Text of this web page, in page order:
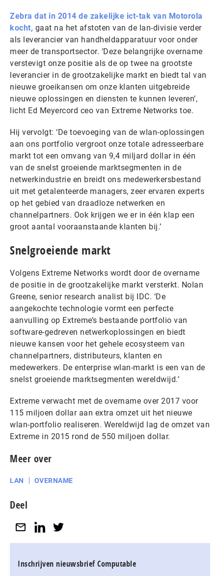
Zebra dat in 2014 de zakelijke ict-tak van Motorola
koc ht, gaat na het afstoten van de lan-divisie verder
als leverancier van handheldapparatuur voor onder
meer de transportsector. ‘Deze belangrijke overname
verstevigt onze positie als de op twee na grootste
leverancier in de grootzakelijke markt en biedt tal van
nieuwe groeikansen om onze klanten uitgebreide
nieuwe oplossingen en diensten te kunnen leveren’,
licht Ed Meyercord ceo van Extreme Networks toe.
Hij vervolgt: ‘De toevoeging van de wlan-oplossingen
aan ons portfolio vergroot onze totale adresseerbare
markt tot een omvang van 9,4 miljard dollar in één
van de snelst groeiende marktsegmenten in de
netwerkindustrie en breidt ons medewerkersbestand
uit met getalenteerde managers, zeer ervaren experts
op het gebied van draadloze netwerken en
channelpartners. Ook krijgen we er in één klap een
groot aantal vooraanstaande klanten bij.’
Snelgroeiende markt
Volgens Extreme Networks wordt door de overname
de positie in de grootzakelijke markt versterkt. Nolan
Greene, senior research analist bij IDC. ‘De
aangekochte technologie vormt een perfecte
aanvulling op Extreme’s bestaande portfolio van
software-gedreven netwerkoplossingen en biedt
nieuwe kansen voor het gehele ecosysteem van
channelpartners, distributeurs, klanten en
medewerkers. De enterprise wlan-markt is een van de
snelst groeiende marktsegmenten wereldwijd.’
Extreme verwacht met de overname over 2017 voor
115 miljoen dollar aan extra omzet uit het nieuwe
wlan-portfolio realiseren. Wereldwijd lag de omzet van
Extreme in 2015 rond de 550 miljoen dollar.
Meer over
LAN OVERNAME
Deel
Inschrijven nieuwsbrief Computable